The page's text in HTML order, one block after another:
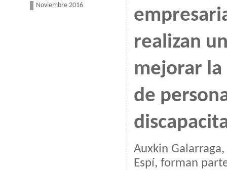
Noviembre 2016
realizan
mejorar
de
Auxkin
Espí, forman